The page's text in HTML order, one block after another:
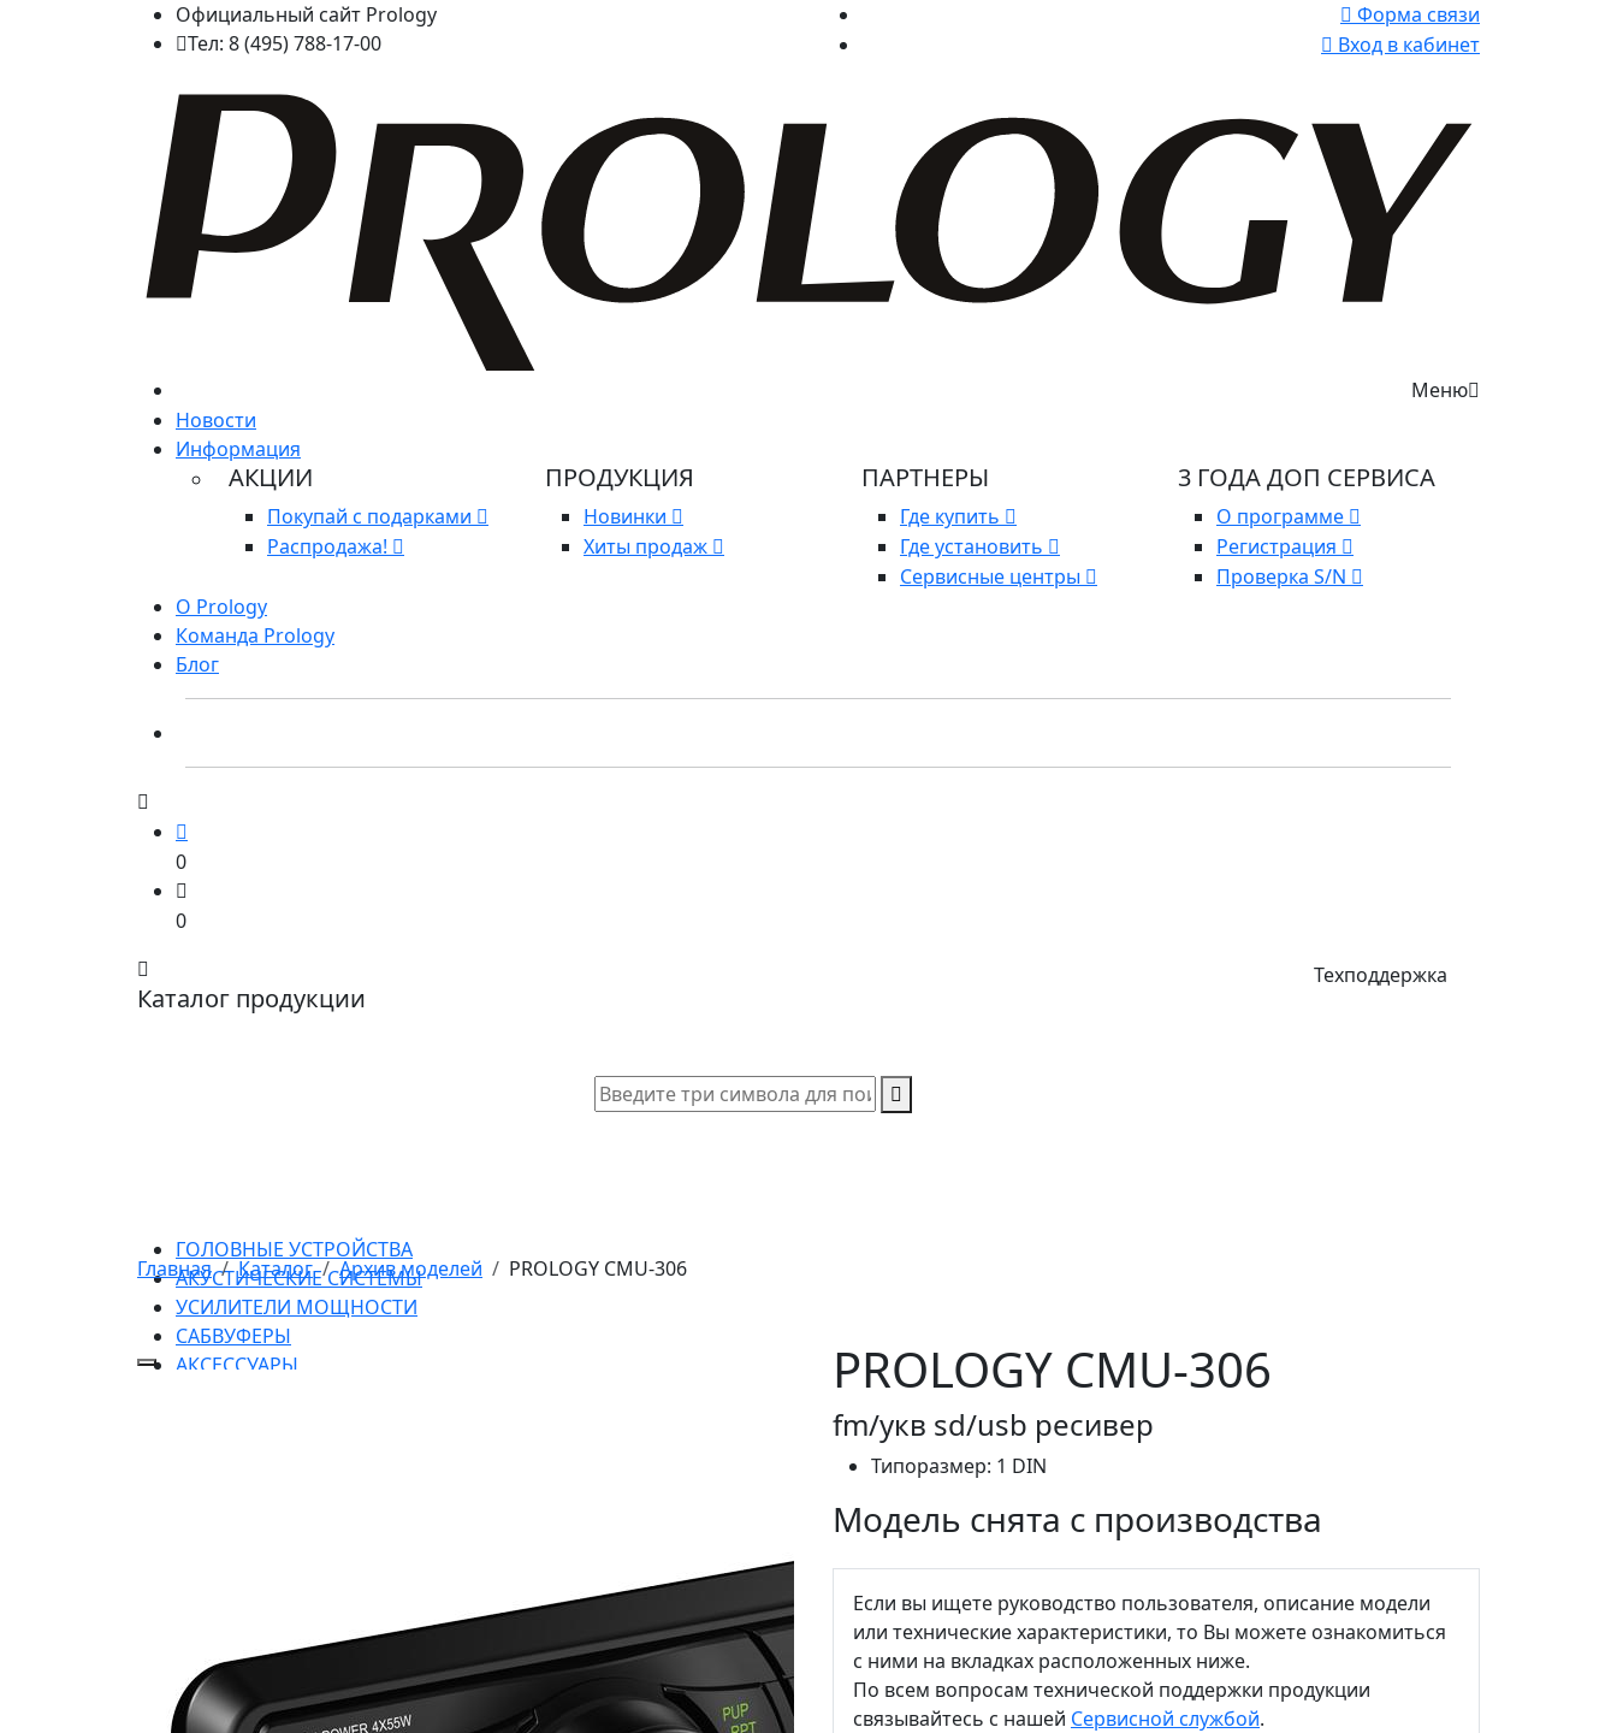
Официальный сайт Prology
Тел: 8 (495) 788-17-00
Форма связи
Вход в кабинет
Меню
Новости
Информация
АКЦИИ
Покупай с подарками
Распродажа!
ПРОДУКЦИЯ
Новинки
Хиты продаж
ПАРТНЕРЫ
Где купить
Где установить
Сервисные центры
3 ГОДА ДОП СЕРВИСА
О программе
Регистрация
Проверка S/N
О Prology
Команда Prology
Блог
0
0
Каталог продукции
ГОЛОВНЫЕ УСТРОЙСТВА
АКУСТИЧЕСКИЕ СИСТЕМЫ
УСИЛИТЕЛИ МОЩНОСТИ
САБВУФЕРЫ
АКСЕССУАРЫ
Техподдержка
Главная Каталог Архив моделей PROLOGY CMU-306
PROLOGY CMU-306
fm/укв sd/usb ресивер
Типоразмер: 1 DIN
Модель снята с производства
Если вы ищете руководство пользователя, описание модели
или технические характеристики, то Вы можете ознакомиться
с ними на вкладках расположенных ниже.
По всем вопросам технической поддержки продукции
связывайтесь с нашей Сервисной службой.